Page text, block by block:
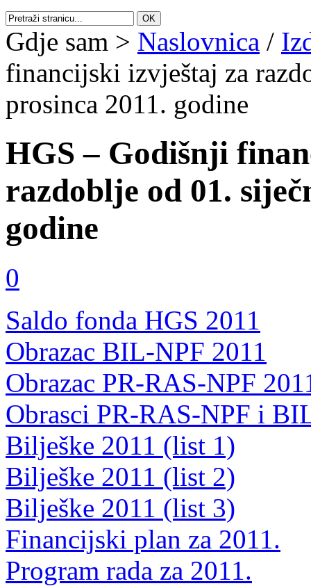
Gdje sam > Naslovnica /
financijski izvještaj za
prosinca 2011. godine
HGS – Godišnji
razdoblje od 01.
godine
0
Saldo fonda HGS 2011
Obrazac BIL-NPF 2011
Obrazac PR-RAS-NPF
Obrasci PR-RAS-NPF i
Bilješke 2011 (list 1)
Bilješke 2011 (list 2)
Bilješke 2011 (list 3)
Financijski plan za 2011.
Program rada za 2011.